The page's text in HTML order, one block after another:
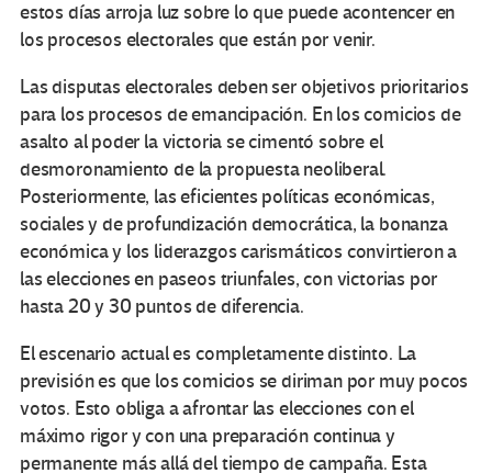
estos días arroja luz sobre lo que puede acontencer en
los procesos electorales que están por venir.
Las disputas electorales deben ser objetivos prioritarios
para los procesos de emancipación. En los comicios de
asalto al poder la victoria se cimentó sobre el
desmoronamiento de la propuesta neoliberal.
Posteriormente, las eficientes políticas económicas,
sociales y de profundización democrática, la bonanza
económica y los liderazgos carismáticos convirtieron a
las elecciones en paseos triunfales, con victorias por
hasta 20 y 30 puntos de diferencia.
El escenario actual es completamente distinto. La
previsión es que los comicios se diriman por muy pocos
votos. Esto obliga a afrontar las elecciones con el
máximo rigor y con una preparación continua y
permanente más allá del tiempo de campaña. Esta